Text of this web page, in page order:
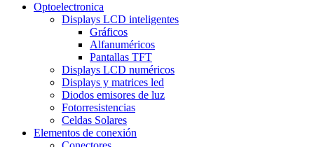
Optoelectronica
Displays LCD inteligentes
Gráficos
Alfanuméricos
Pantallas TFT
Displays LCD numéricos
Displays y matrices led
Diodos emisores de luz
Fotorresistencias
Celdas Solares
Elementos de conexión